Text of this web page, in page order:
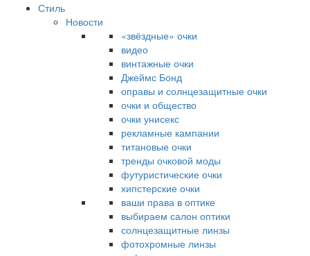
Стиль
Новости
«звёздные» очки
видео
винтажные очки
Джеймс Бонд
оправы и солнцезащитные очки
очки и общество
очки унисекс
рекламные кампании
титановые очки
тренды очковой моды
футуристические очки
хипстерские очки
ваши права в оптике
выбираем салон оптики
солнцезащитные линзы
фотохромные линзы